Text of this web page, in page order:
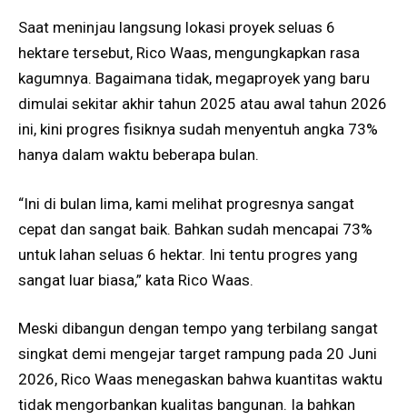
Saat meninjau langsung lokasi proyek seluas 6
hektare tersebut, Rico Waas, mengungkapkan rasa
kagumnya. Bagaimana tidak, megaproyek yang baru
dimulai sekitar akhir tahun 2025 atau awal tahun 2026
ini, kini progres fisiknya sudah menyentuh angka 73%
hanya dalam waktu beberapa bulan.
“Ini di bulan lima, kami melihat progresnya sangat
cepat dan sangat baik. Bahkan sudah mencapai 73%
untuk lahan seluas 6 hektar. Ini tentu progres yang
sangat luar biasa,” kata Rico Waas.
Meski dibangun dengan tempo yang terbilang sangat
singkat demi mengejar target rampung pada 20 Juni
2026, Rico Waas menegaskan bahwa kuantitas waktu
tidak mengorbankan kualitas bangunan. Ia bahkan